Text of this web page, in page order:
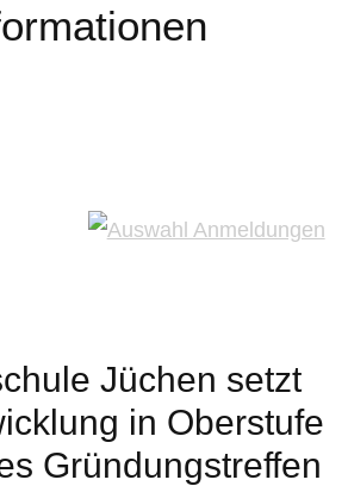
Jüchen setzt
in Oberstufe
Gründungstreffen